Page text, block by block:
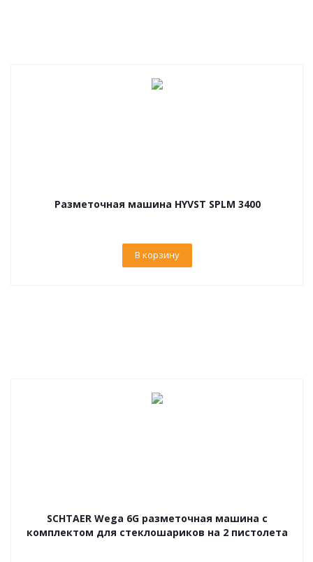
Разметочная машина HYVST SPLM 3400
В корзину
SCHTAER Wega 6G разметочная машина с
комплектом для стеклошариков на 2 пистолета